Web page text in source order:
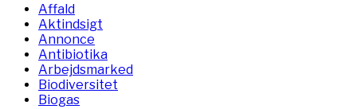
Affald
Aktindsigt
Annonce
Antibiotika
Arbejdsmarked
Biodiversitet
Biogas